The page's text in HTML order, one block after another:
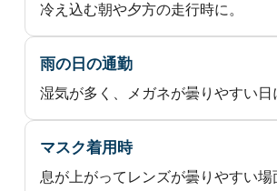
冷え込む朝や夕方の走行時に。
雨の日の通勤
湿気が多く、メガネが曇りやすい日
マスク着用時
息が上がってレンズが曇りやすい場